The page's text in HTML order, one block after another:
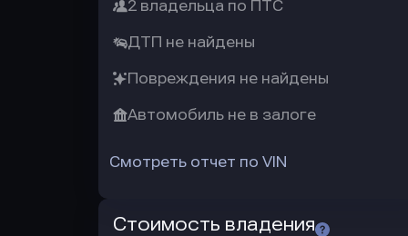
2 владельца по ПТС
ДТП не найдены
Повреждения не найдены
Автомобиль не в залоге
Смотреть отчет по VIN
Стоимость владения